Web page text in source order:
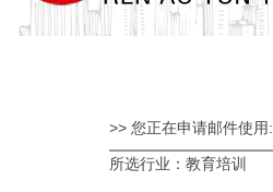
>> 您正在申请邮件使用:
所选行业：教育培训